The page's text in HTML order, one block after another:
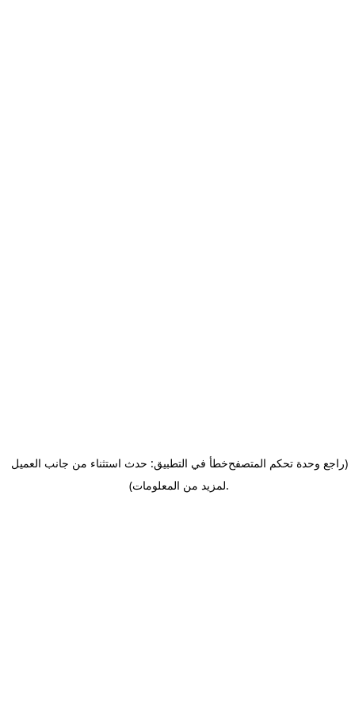
خطأ في التطبيق: حدث استثناء من جانب العميل(راجع وحدة تحكم المتصفح
لمزيد من المعلومات).